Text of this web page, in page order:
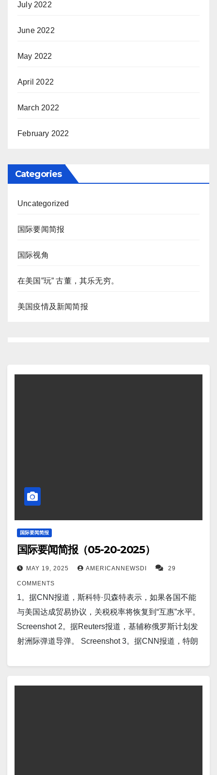
July 2022
June 2022
May 2022
April 2022
March 2022
February 2022
Categories
Uncategorized
国际要闻简报
国际视角
在美国”玩” 古董，其乐无穷。
美国疫情及新闻简报
国际要闻简报
国际要闻简报（05-20-2025）
MAY 19, 2025 AMERICANNEWSDI 29
COMMENTS
1。据CNN报道，斯科特·贝森特表示，如果各国不能
与美国达成贸易协议，关税税率将恢复到“互惠”水平。
Screenshot 2。据Reuters报道，基辅称俄罗斯计划发
射洲际弹道导弹。 Screenshot 3。据CNN报道，特朗
皇利奥十四世在对梵蒂冈外交使团的就职演说中阐述